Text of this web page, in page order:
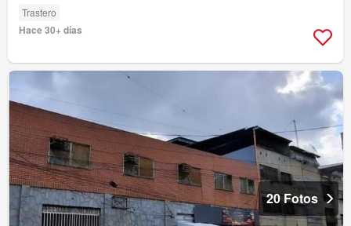
Trastero
Hace 30+ días
20 Fotos